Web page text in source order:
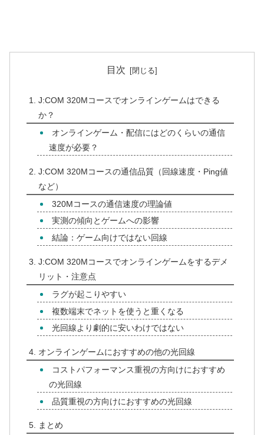
目次
J:COM 320Mコースでオンラインゲームはできる
か？
オンラインゲーム・配信にはどのくらいの通信
速度が必要？
J:COM 320Mコースの通信品質（回線速度・Ping値
など）
320Mコースの通信速度の理論値
実測の傾向とゲームへの影響
結論：ゲーム向けではない回線
J:COM 320Mコースでオンラインゲームをするデメ
リット・注意点
ラグが起こりやすい
複数端末でネットを使うと重くなる
光回線より劇的に安いわけではない
オンラインゲームにおすすめの他の光回線
コストパフォーマンス重視の方向けにおすすめ
の光回線
品質重視の方向けにおすすめの光回線
まとめ